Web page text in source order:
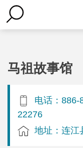
马祖故事馆
电话：886-
22276
地址：连江